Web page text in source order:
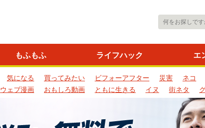
もふもふ ライフハック エ
気になる 買ってみたい ビフォーアフター 災害 ネコ
ウェブ漫画 おもしろ動画 ともに生きる イヌ 街ネタ